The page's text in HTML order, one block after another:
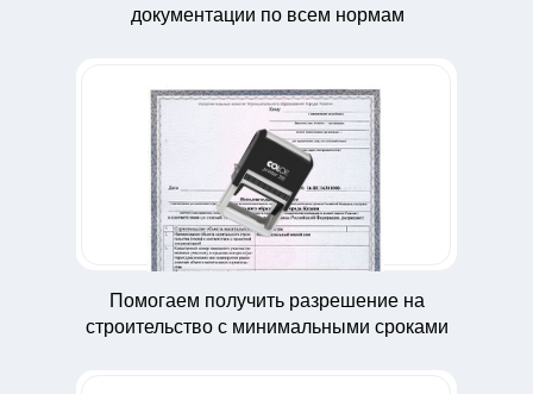
документации по всем нормам
Помогаем получить разрешение на
строительство с минимальными сроками